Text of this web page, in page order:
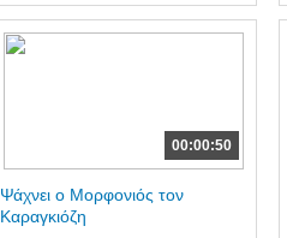
00:00:50
Ψάχνει ο Μορφονιός τον
Καραγκιόζη